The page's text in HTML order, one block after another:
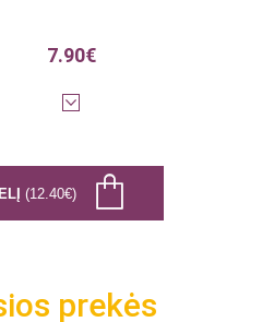
7.90€
(12.40€)
prekės